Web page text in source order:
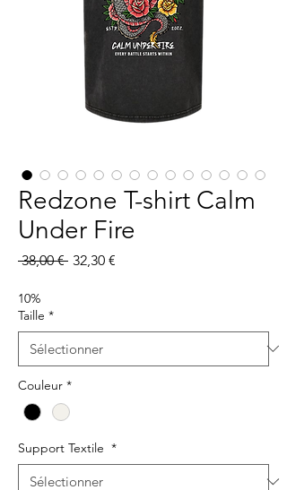
Redzone T-shirt Calm
Under Fire
38,00 € Prix
32,30 €
10%
Taille *
Couleur *
Support Textile *